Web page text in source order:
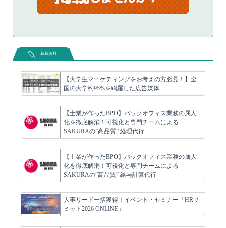
新着資料
【大学生マーケティングをお考えの方必見！】全
国の大学約95%を網羅した広告媒体
【士業が作ったBPO】バックオフィス業務の属人
化を徹底解消！可視化と専門チームによる
SAKURAの”高品質” 経理代行
【士業が作ったBPO】バックオフィス業務の属人
化を徹底解消！可視化と専門チームによる
SAKURAの”高品質” 給与計算代行
人事リード一括獲得！イベント・セミナー「HRサ
ミット2026 ONLINE」